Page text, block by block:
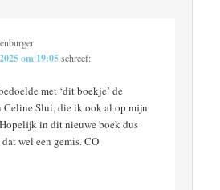
om 19:05 schreef:
met ‘dit boekje’ de
Celine Slui, die ik ook al op mijn
in dit nieuwe boek dus
wel een gemis. CO